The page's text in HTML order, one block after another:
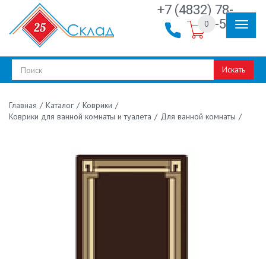
+7 (4832) 78-
30-50
Искать
0
Главная / Каталог / Коврики /
Коврики для ванной комнаты и туалета / Для ванной комнаты /